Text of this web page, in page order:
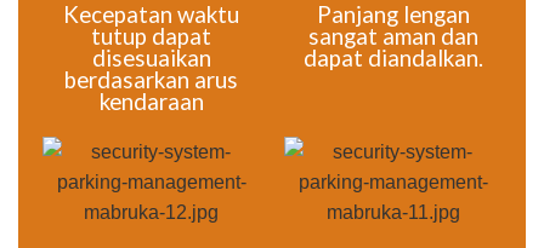
Kecepatan waktu
tutup dapat
disesuaikan
berdasarkan arus
kendaraan
Panjang lengan
sangat aman dan
dapat diandalkan.